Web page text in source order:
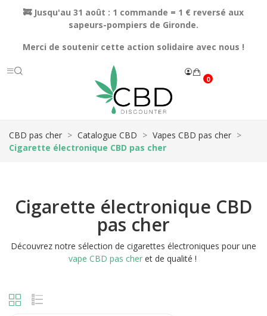
🚒 Jusqu'au 31 août : 1 commande = 1 € reversé aux
sapeurs-pompiers de Gironde.
Merci de soutenir cette action solidaire avec nous !
0
CBD pas cher Catalogue CBD
Vapes CBD pas cher
Cigarette électronique CBD pas cher
Cigarette électronique CBD
pas cher
Découvrez notre sélection de cigarettes électroniques pour une
vape CBD pas cheret de qualité !